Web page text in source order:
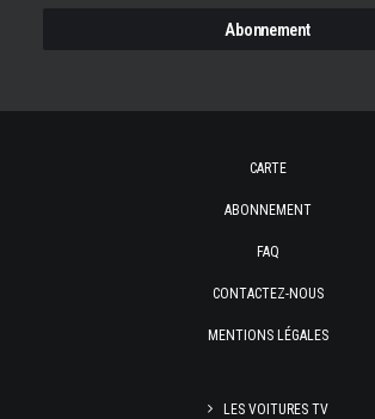
CARTE
ABONNEMENT
FAQ
CONTACTEZ-NOUS
MENTIONS LÉGALES
LES VOITURES TV